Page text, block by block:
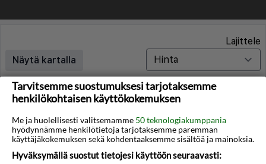
Näytä kartalla
Lajittele
Matkoja ei löytynyt
Valitettavasti emme löydä hakuasi vastaavia matkoja.
Voit saada lisää tuloksia poistamalla alla olevat
Tarvitsemme suostumuksesi tarjotaksemme
henkilökohtaisen käyttökokemuksen
Me ja huolellisesti valitsemamme 50 teknologiakumppania
hyödynnämme henkilötietoja tarjotaksemme paremman
käyttäjäkokemuksen sekä kohdentaaksemme sisältöä ja mainoksia.
Hyväksymällä suostut tietojesi käyttöön seuraavasti: